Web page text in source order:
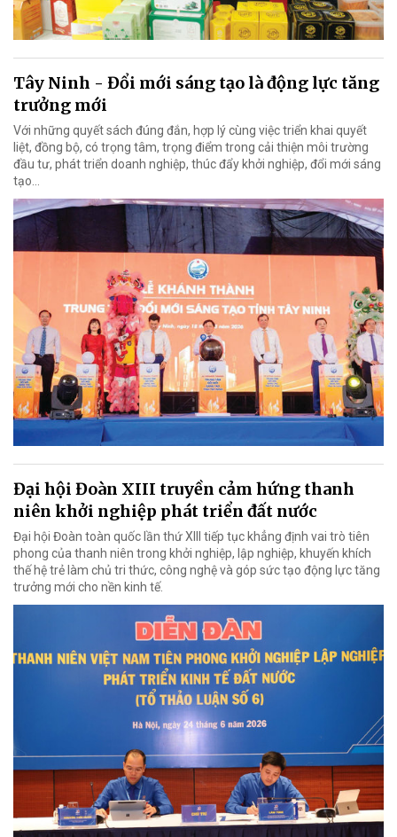
Tây Ninh - Đổi mới sáng tạo là động lực tăng
trưởng mới
Với những quyết sách đúng đắn, hợp lý cùng việc triển khai quyết
liệt, đồng bộ, có trọng tâm, trọng điểm trong cải thiện môi trường
đầu tư, phát triển doanh nghiệp, thúc đẩy khởi nghiệp, đổi mới sáng
tạo…
Đại hội Đoàn XIII truyền cảm hứng thanh
niên khởi nghiệp phát triển đất nước
Đại hội Đoàn toàn quốc lần thứ XIII tiếp tục khẳng định vai trò tiên
phong của thanh niên trong khởi nghiệp, lập nghiệp, khuyến khích
thế hệ trẻ làm chủ tri thức, công nghệ và góp sức tạo động lực tăng
trưởng mới cho nền kinh tế.